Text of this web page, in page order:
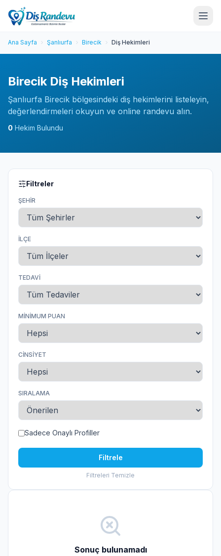
Ana Sayfa Şanlıurfa Birecik Diş Hekimleri
Birecik Diş Hekimleri
Şanlıurfa Birecik bölgesindeki diş hekimlerini listeleyin,
değerlendirmeleri okuyun ve online randevu alın.
0 Hekim Bulundu
Filtreler
ŞEHIR
İLÇE
TEDAVI
MINIMUM PUAN
CINSIYET
SIRALAMA
Sadece Onaylı Profiller
Filtrele
Filtreleri Temizle
Sonuç bulunamadı